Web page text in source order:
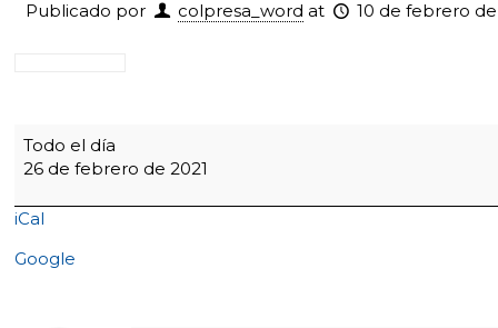
Publicado por colpresa_word at 10 de febrero de
6:20
Apertura
escuelas
de
formación
-
Todo el día
26 de febrero de 2021
iCal
Google